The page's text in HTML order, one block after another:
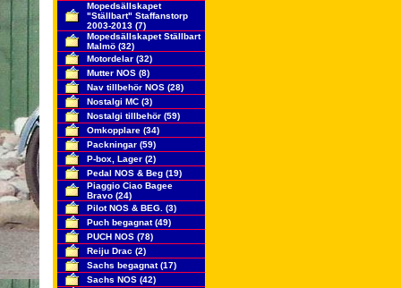
Mopedsällskapet
"Ställbart" Staffanstorp
2003-2013(7)
Mopedsällskapet Ställbart
Malmö(32)
Motordelar(32)
Mutter NOS(8)
Nav tillbehör NOS(28)
Nostalgi MC(3)
Nostalgi tillbehör(59)
Omkopplare(34)
Packningar(59)
P-box, Lager(2)
Pedal NOS & Beg(19)
Piaggio Ciao Bagee
Bravo(24)
Pilot NOS & BEG. (3)
Puch begagnat(49)
PUCH NOS(78)
Reiju Drac (2)
Sachs begagnat(17)
Sachs NOS(42)